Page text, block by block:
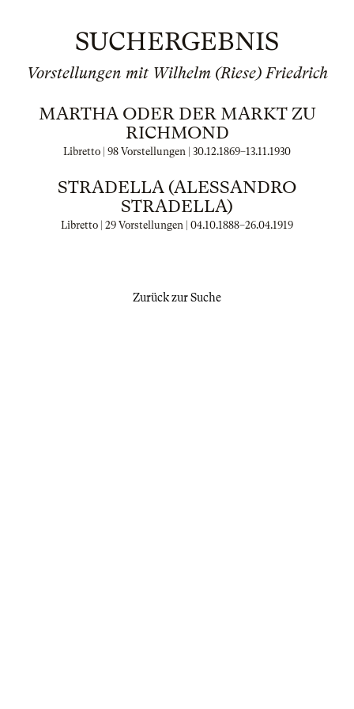
SUCHERGEBNIS
Vorstellungen mit Wilhelm (Riese) Friedrich
MARTHA ODER DER MARKT ZU
RICHMOND
Libretto | 98 Vorstellungen | 30.12.1869–13.11.1930
STRADELLA (ALESSANDRO
STRADELLA)
Libretto | 29 Vorstellungen | 04.10.1888–26.04.1919
Zurück zur Suche